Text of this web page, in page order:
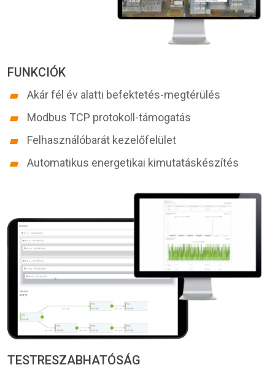
FUNKCIÓK
Akár fél év alatti befektetés-megtérülés
Modbus TCP protokoll-támogatás
Felhasználóbarát kezelőfelület
Automatikus energetikai kimutatáskészítés
TESTRESZABHATÓSÁG